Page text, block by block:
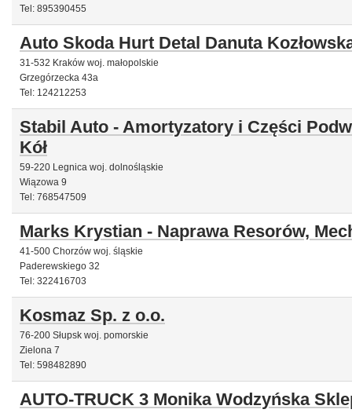
Tel: 895390455
Auto Skoda Hurt Detal Danuta
31-532 Kraków woj. małopolskie
Grzegórzecka 43a
Tel: 124212253
Stabil Auto - Amortyzatory i Części
Kół
59-220 Legnica woj. dolnośląskie
Wiązowa 9
Tel: 768547509
Marks Krystian - Naprawa Resorów,
41-500 Chorzów woj. śląskie
Paderewskiego 32
Tel: 322416703
Kosmaz Sp. z o.o.
76-200 Słupsk woj. pomorskie
Zielona 7
Tel: 598482890
AUTO-TRUCK 3 Monika Wodzyńska